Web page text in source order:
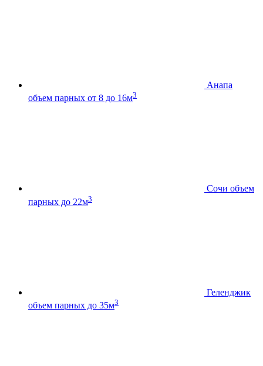
Анапа
объем парных от 8 до 16м3
Сочи объем
парных до 22м3
Геленджик
объем парных до 35м3